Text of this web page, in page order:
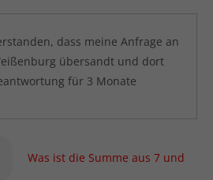
dass meine Anfrage an
übersandt und dort
für 3 Monate
Was ist die Summe aus 7 und